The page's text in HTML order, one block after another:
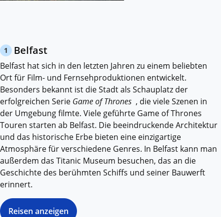
1 Belfast
Belfast hat sich in den letzten Jahren zu einem beliebten
Ort für Film- und Fernsehproduktionen entwickelt.
Besonders bekannt ist die Stadt als Schauplatz der
erfolgreichen Serie Game of Thrones , die viele Szenen in
der Umgebung filmte. Viele geführte Game of Thrones
Touren starten ab Belfast. Die beeindruckende Architektur
und das historische Erbe bieten eine einzigartige
Atmosphäre für verschiedene Genres. In Belfast kann man
außerdem das Titanic Museum besuchen, das an die
Geschichte des berühmten Schiffs und seiner Bauwerft
erinnert.
Reisen anzeigen